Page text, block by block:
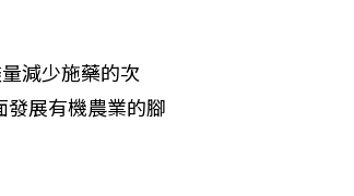
減少施藥的次
展有機農業的腳